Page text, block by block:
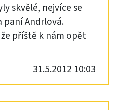
skvělé, nejvíce se
paní Andrlová.
příště k nám opět
31.5.2012 10:03